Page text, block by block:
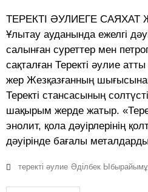
ТЕРЕКТІ ӘУЛИЕГЕ САЯХАТ
Ұлытау ауданында ежелгі
салынған суреттер мен
сақталған Теректі әулие
жер Жезқазғанның
Теректі стансасының
шақырым жерде жатыр.
энолит, қола дәуірлерінің
дәуірінде бағалы
теректі әулие Әділбек